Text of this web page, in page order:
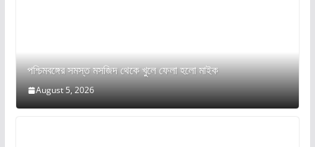
পশ্চিমবঙ্গের সমস্ত মসজিদ থেকে খুলে ফেলা হলো মাইক
August 5, 2026